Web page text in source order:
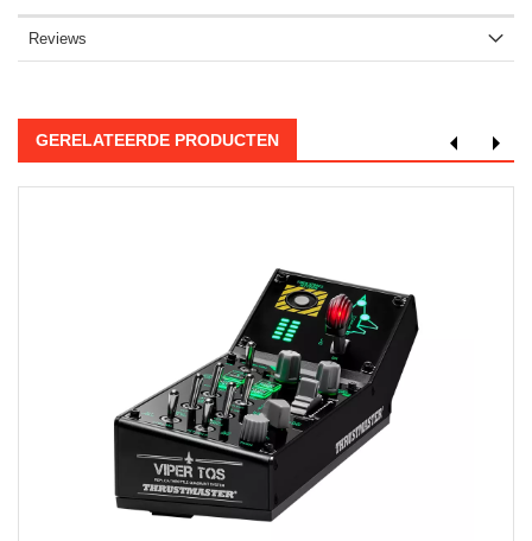
Reviews
GERELATEERDE PRODUCTEN